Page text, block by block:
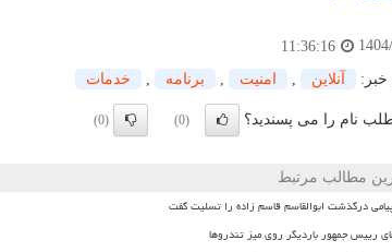
11:36:16
خبر: آنلاین امنیت برنامه خدمات
نام را می پسندید؟ (0)
(0)
مطالب مرتبط
درگذشت ابوالقاسم قاسم زاده را تسلیت گفت
رییس جمهور باردیگر روی میز تندروها